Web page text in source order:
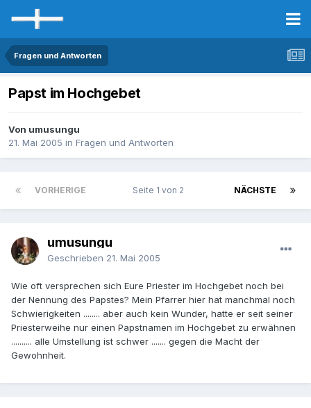
Fragen und Antworten
Papst im Hochgebet
Von umusungu
21. Mai 2005 in Fragen und Antworten
VORHERIGE NÄCHSTE
Seite 1 von 2
umusungu
Geschrieben 21. Mai 2005
Wie oft versprechen sich Eure Priester im Hochgebet noch bei
der Nennung des Papstes? Mein Pfarrer hier hat manchmal noch
Schwierigkeiten ........ aber auch kein Wunder, hatte er seit seiner
Priesterweihe nur einen Papstnamen im Hochgebet zu erwähnen
.......... alle Umstellung ist schwer ....... gegen die Macht der
Gewohnheit.